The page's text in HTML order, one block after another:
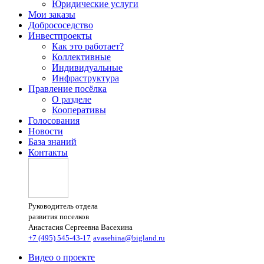
Юридические услуги
Мои заказы
Добрососедство
Инвестпроекты
Как это работает?
Коллективные
Индивидуальные
Инфраструктура
Правление посёлка
О разделе
Кооперативы
Голосования
Новости
База знаний
Контакты
Руководитель отдела
развития поселков
Анастасия Сергеевна Васехина
+7 (495) 545-43-17 avasehina@bigland.ru
Видео о проекте